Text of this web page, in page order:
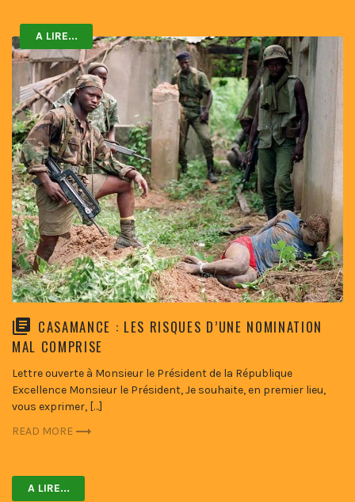
A LIRE...
CASAMANCE : LES RISQUES D’UNE NOMINATION
MAL COMPRISE
Lettre ouverte à Monsieur le Président de la République
Excellence Monsieur le Président, Je souhaite, en premier lieu,
vous exprimer, […]
READ MORE
A LIRE...